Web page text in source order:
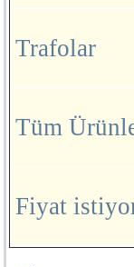
Trafolar
Tüm
Fiyat